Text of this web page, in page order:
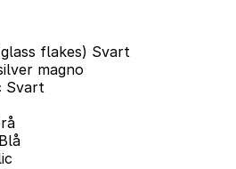
flakes) Svart
magno
Svart